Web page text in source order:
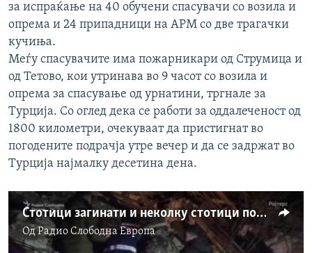
за испраќање на 40 обучени спасувачи со возила и
опрема и 24 припадници на АРМ со две трагачки
кучиња.
Меѓу спасувачите има пожарникари од Струмица и
од Тетово, кои утринава во 9 часот со возила и
опрема за спасување од урнатини, тргнале за
Турција. Со оглед дека се работи за оддалеченост од
1800 километри, очекуваат да пристигнат во
погодените подрачја утре вечер и да се задржат во
Турција најмалку десетина дена.
Стотици загинати и неколку стотици повредени во земјотрес во Турција
ОдРадио Слободна Eвропа